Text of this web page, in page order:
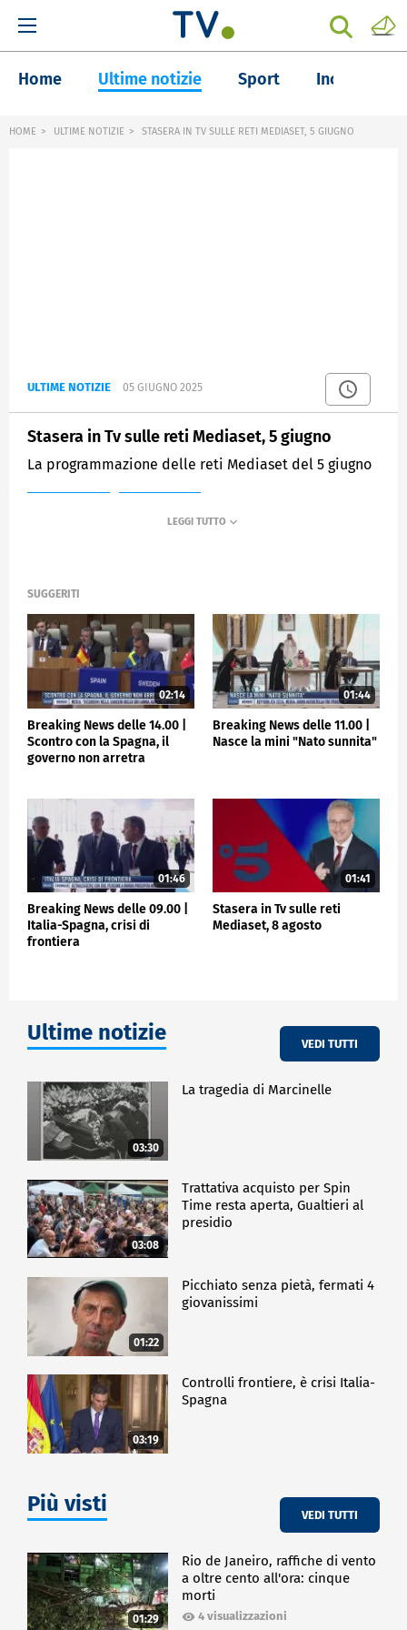
Home Ultime notizie Sport Inchieste
HOME ULTIME NOTIZIE STASERA IN TV SULLE RETI MEDIASET, 5 GIUGNO
ULTIME NOTIZIE 05 GIUGNO 2025
Stasera in Tv sulle reti Mediaset, 5 giugno
La programmazione delle reti Mediaset del 5 giugno
SUGGERITI
02:14
Breaking News delle 14.00 |
Scontro con la Spagna, il
governo non arretra
01:44
Breaking News delle 11.00 |
Nasce la mini "Nato sunnita"
01:46
Breaking News delle 09.00 |
Italia-Spagna, crisi di
frontiera
01:41
Stasera in Tv sulle reti
Mediaset, 8 agosto
Ultime notizie VEDI TUTTI
03:30
La tragedia di Marcinelle
03:08
Trattativa acquisto per Spin
Time resta aperta, Gualtieri al
presidio
01:22
Picchiato senza pietà, fermati 4
giovanissimi
03:19
Controlli frontiere, è crisi Italia-
Spagna
Più visti VEDI TUTTI
01:29
Rio de Janeiro, raffiche di vento
a oltre cento all'ora: cinque
morti
4 visualizzazioni